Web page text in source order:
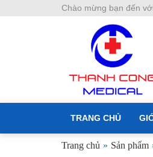
Chào mừng bạn đến với
TRANG CHỦ
Trang chủ » Sản phẩm